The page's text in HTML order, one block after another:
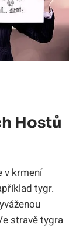
Hostů
v krmení
tygr.
stravě tygra